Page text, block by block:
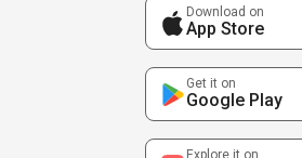
Download on
App Store
Get it on
Google Play